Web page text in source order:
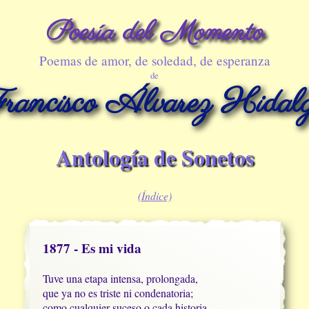
Poesía del Momento
Poemas de amor, de soledad, de esperanza
de
Álvarez
Antología de Sonetos
(Índice)
1877 - Es mi vida
Tuve una etapa intensa, prolongada,
que ya no es triste ni condenatoria;